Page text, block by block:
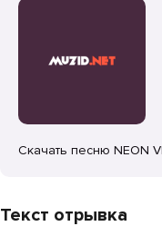
Скачать песню NEON
Текст отрывка